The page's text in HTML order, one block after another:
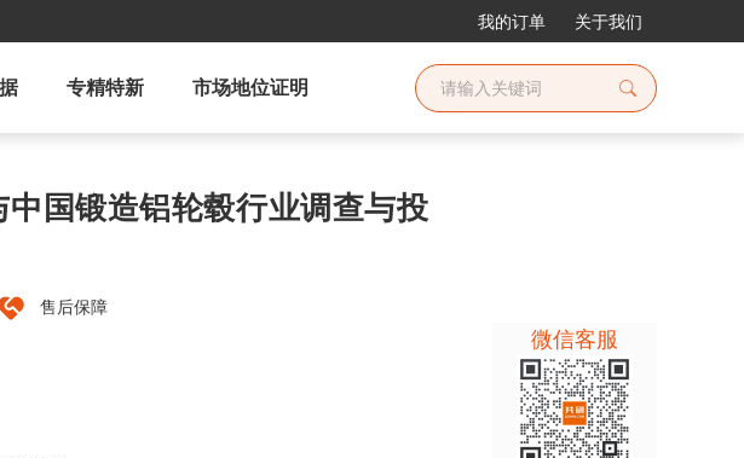
我的订单 关于我们
专精特新 市场地位证明
国锻造铝轮毂行业调查与投
售后保障
微信客服